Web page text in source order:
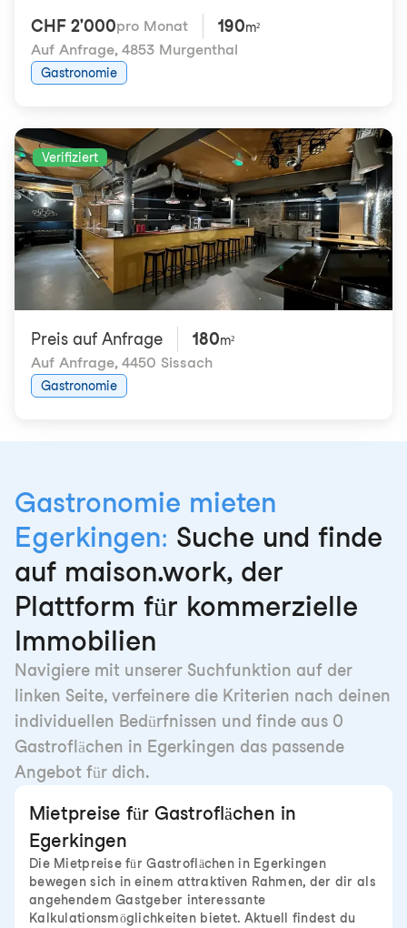
CHF 2'000pro Monat 190m²
Auf Anfrage, 4853 Murgenthal
Gastronomie
Verifiziert
Preis auf Anfrage 180m²
Auf Anfrage, 4450 Sissach
Gastronomie
Gastronomie mieten
Egerkingen: Suche und finde
auf maison.work, der
Plattform für kommerzielle
Immobilien
Navigiere mit unserer Suchfunktion auf der
linken Seite, verfeinere die Kriterien nach deinen
individuellen Bedürfnissen und finde aus 0
Gastroflächen in Egerkingen das passende
Angebot für dich.
Mietpreise für Gastroflächen in
Egerkingen
Die Mietpreise für Gastroflächen in Egerkingen
bewegen sich in einem attraktiven Rahmen, der dir als
angehendem Gastgeber interessante
Kalkulationsmöglichkeiten bietet. Aktuell findest du